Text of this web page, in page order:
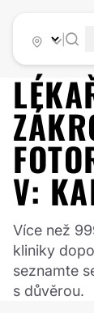
V:
Více než
kliniky
seznamte
s důvěrou.